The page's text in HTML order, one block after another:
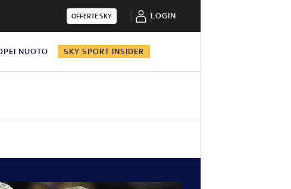
OFFERTE SKY LOGIN
NUOTO SKY SPORT INSIDER